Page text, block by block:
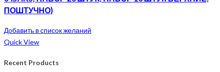
ПОШТУЧНО)
Добавить в список желаний
Quick View
Recent Products